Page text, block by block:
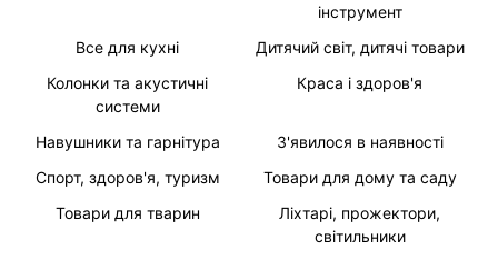
інструмент
Все для кухні
Дитячий світ, дитячі товари
Колонки та акустичні
системи
Краса і здоров'я
Навушники та гарнітура
З'явилося в наявності
Спорт, здоров'я, туризм
Товари для дому та саду
Товари для тварин
Ліхтарі, прожектори,
світильники